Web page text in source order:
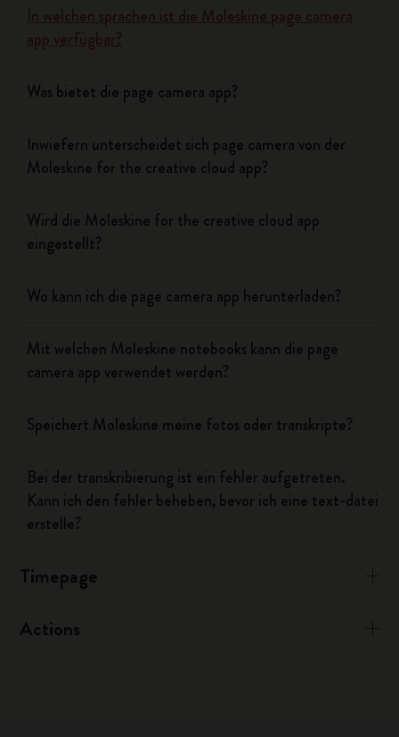
In welchen sprachen ist die Moleskine page camera
app verfügbar?
Was bietet die page camera app?
Inwiefern unterscheidet sich page camera von der
Moleskine for the creative cloud app?
Wird die Moleskine for the creative cloud app
eingestellt?
Wo kann ich die page camera app herunterladen?
Mit welchen Moleskine notebooks kann die page
camera app verwendet werden?
Speichert Moleskine meine fotos oder transkripte?
Bei der transkribierung ist ein fehler aufgetreten.
Kann ich den fehler beheben, bevor ich eine text-datei
erstelle?
Timepage
Actions